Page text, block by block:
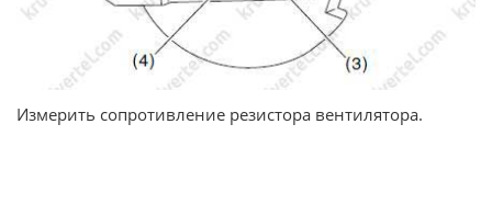
Измерить сопротивление резистора вентилятора.